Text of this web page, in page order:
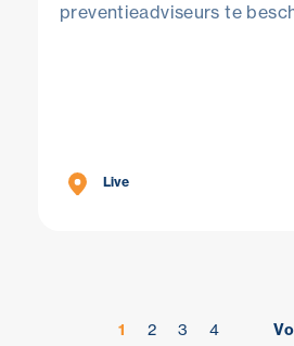
preventieadviseurs te
Live
1 2 3 4